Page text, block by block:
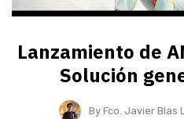
Lanzamiento de
Solución
ByFco. Javier Blas